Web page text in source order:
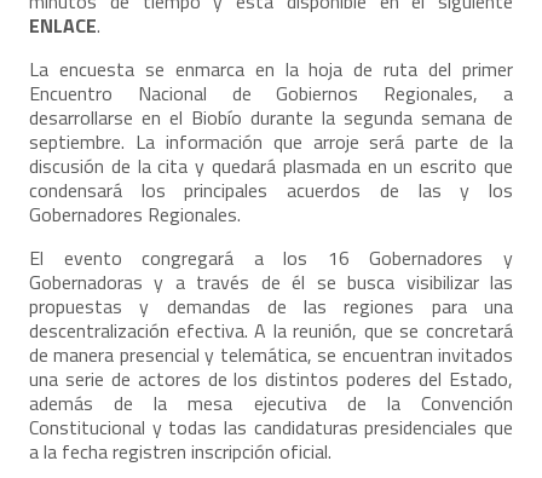
ENLACE.
La encuesta se enmarca en la hoja de ruta del primer
Encuentro Nacional de Gobiernos Regionales, a
desarrollarse en el Biobío durante la segunda semana de
septiembre. La información que arroje será parte de la
discusión de la cita y quedará plasmada en un escrito que
condensará los principales acuerdos de las y los
Gobernadores Regionales.
El evento congregará a los 16 Gobernadores y
Gobernadoras y a través de él se busca visibilizar las
propuestas y demandas de las regiones para una
descentralización efectiva. A la reunión, que se concretará
de manera presencial y telemática, se encuentran invitados
una serie de actores de los distintos poderes del Estado,
además de la mesa ejecutiva de la Convención
Constitucional y todas las candidaturas presidenciales que
a la fecha registren inscripción oficial.